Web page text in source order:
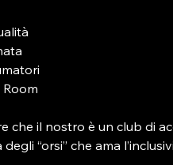
che il nostro è un club di
“orsi” che ama